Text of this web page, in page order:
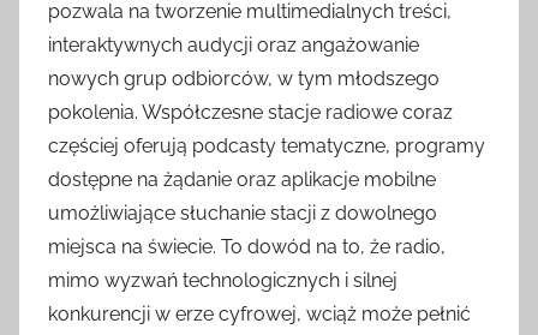
pozwala na tworzenie multimedialnych treści,
interaktywnych audycji oraz angażowanie
nowych grup odbiorców, w tym młodszego
pokolenia. Współczesne stacje radiowe coraz
częściej oferują podcasty tematyczne, programy
dostępne na żądanie oraz aplikacje mobilne
umożliwiające słuchanie stacji z dowolnego
miejsca na świecie. To dowód na to, że radio,
mimo wyzwań technologicznych i silnej
konkurencji w erze cyfrowej, wciąż może pełnić